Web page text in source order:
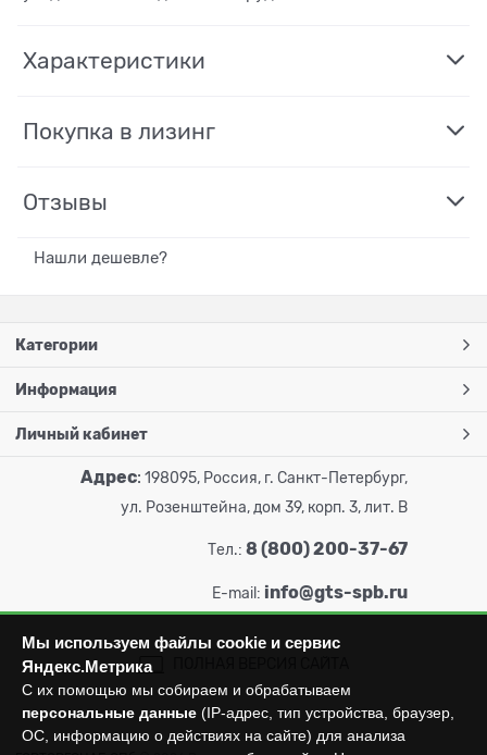
Характеристики
Покупка в лизинг
Отзывы
Нашли дешевле?
Категории
Информация
Личный кабинет
Адрес: 198095, Россия, г. Санкт-Петербург,
ул. Розенштейна, дом 39, корп. 3, лит. В
Тел.: 8 (800) 200-37-67
E-mail: info@gts-spb.ru
Мы используем файлы cookie и сервис
Яндекс.Метрика
С их помощью мы собираем и обрабатываем
персональные данные (IP-адрес, тип устройства, браузер,
ОС, информацию о действиях на сайте) для анализа